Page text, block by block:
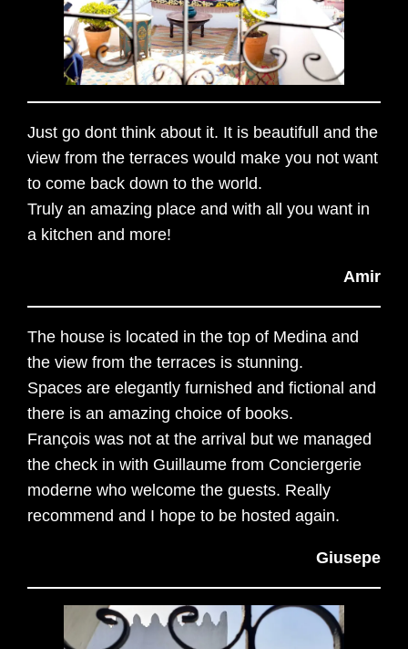
Just go dont think about it. It is beautifull and the
view from the terraces would make you not want
to come back down to the world.
Truly an amazing place and with all you want in
a kitchen and more!
Amir
The house is located in the top of Medina and
the view from the terraces is stunning.
Spaces are elegantly furnished and fictional and
there is an amazing choice of books.
François was not at the arrival but we managed
the check in with Guillaume from Conciergerie
moderne who welcome the guests. Really
recommend and I hope to be hosted again.
Giusepe